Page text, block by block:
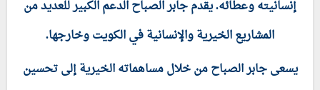
إنسانيته وعطائه. يقدم جابر الصباح الدعم الكبير للعديد من
المشاريع الخيرية والإنسانية في الكويت وخارجها.
يسعى جابر الصباح من خلال مساهماته الخيرية إلى تحسين